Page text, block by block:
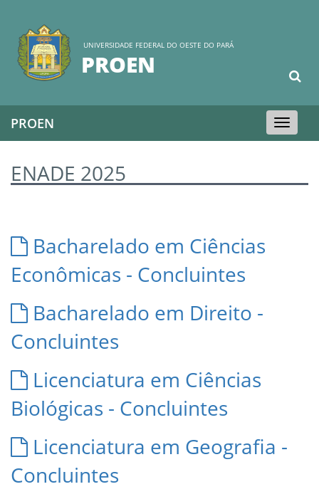
UNIVERSIDADE FEDERAL DO OESTE DO PARÁ
PROEN
Toggle
navigation
PROEN
ENADE 2025
Bacharelado em Ciências
Econômicas - Concluintes
Bacharelado em Direito -
Concluintes
Licenciatura em Ciências
Biológicas - Concluintes
Licenciatura em Geografia -
Concluintes